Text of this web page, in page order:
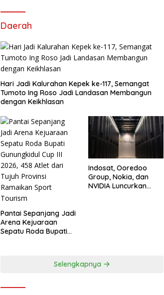
Daerah
Hari Jadi Kalurahan Kepek ke-117, Semangat
Tumoto Ing Roso Jadi Landasan Membangun
dengan Keikhlasan
Pantai Sepanjang Jadi
Arena Kejuaraan
Sepatu Roda Bupati
Ramaikan Sport
Indosat, Ooredoo
Group, Nokia, dan
NVIDIA Luncurkan
Selengkapnya